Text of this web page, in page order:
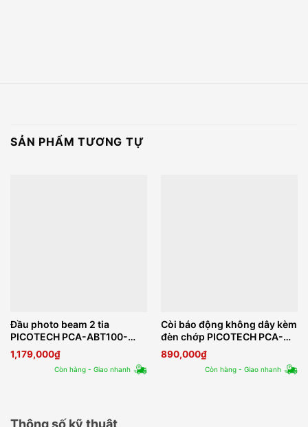
SẢN PHẨM TƯƠNG TỰ
Đầu photo beam 2 tia
PICOTECH PCA-ABT100-
3LED
1,179,000₫
Còn hàng - Giao nhanh
Còi báo động không dây kèm
đèn chớp PICOTECH PCA-
6108W
890,000₫
Còn hàng - Giao nhanh
Thông số kỹ thuật